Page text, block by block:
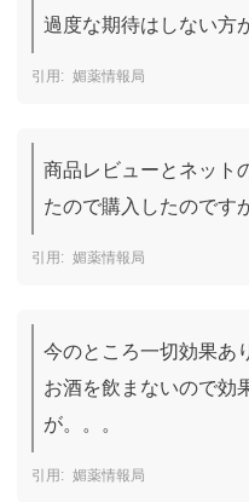
過度な期待はしない方
媚薬情報局
商品レビューとネット
たので購入したのです
媚薬情報局
今のところ一切効果あ
お酒を飲まないので効
が。。。
媚薬情報局